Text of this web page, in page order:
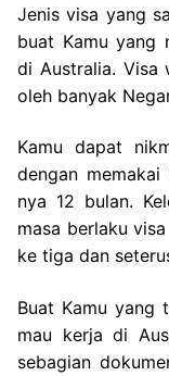
Jenis visa yang
buat Kamu yang
di Australia. Visa
oleh banyak
Kamu dapat
dengan
nya 12 bulan.
masa berlaku
ke tiga dan
Buat Kamu yang
mau kerja di
sebagian